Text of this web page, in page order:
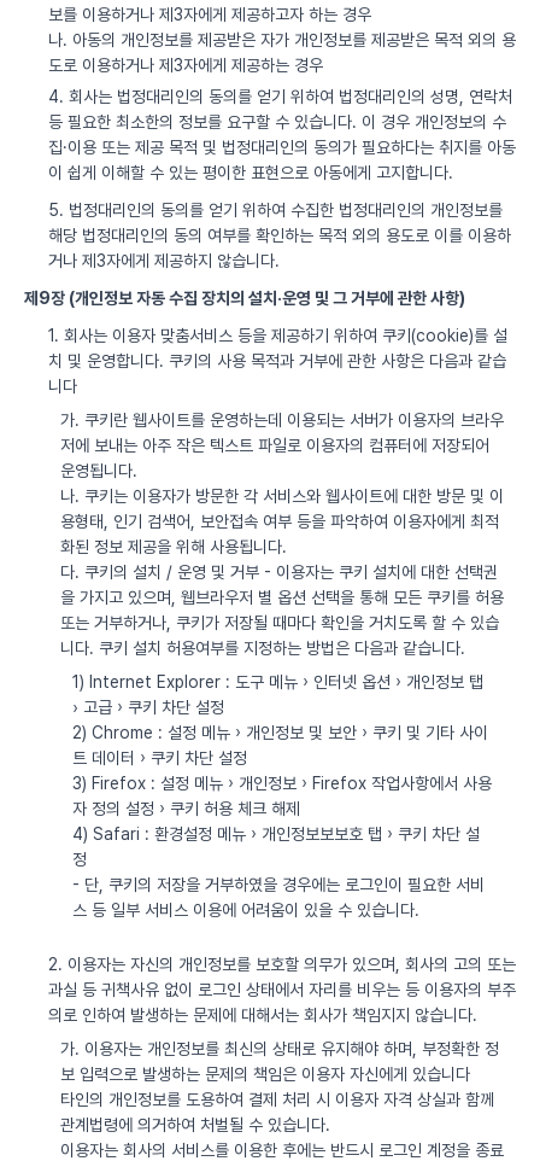
보를 이용하거나 제3자에게 제공하고자 하는 경우
나. 아동의 개인정보를 제공받은 자가 개인정보를 제공받은 목적 외의 용
도로 이용하거나 제3자에게 제공하는 경우
4. 회사는 법정대리인의 동의를 얻기 위하여 법정대리인의 성명, 연락처
등 필요한 최소한의 정보를 요구할 수 있습니다. 이 경우 개인정보의 수
집·이용 또는 제공 목적 및 법정대리인의 동의가 필요하다는 취지를 아동
이 쉽게 이해할 수 있는 평이한 표현으로 아동에게 고지합니다.
5. 법정대리인의 동의를 얻기 위하여 수집한 법정대리인의 개인정보를
해당 법정대리인의 동의 여부를 확인하는 목적 외의 용도로 이를 이용하
거나 제3자에게 제공하지 않습니다.
제9장 (개인정보 자동 수집 장치의 설치·운영 및 그 거부에 관한 사항)
1. 회사는 이용자 맞춤서비스 등을 제공하기 위하여 쿠키(cookie)를 설
치 및 운영합니다. 쿠키의 사용 목적과 거부에 관한 사항은 다음과 같습
니다
가. 쿠키란 웹사이트를 운영하는데 이용되는 서버가 이용자의 브라우
저에 보내는 아주 작은 텍스트 파일로 이용자의 컴퓨터에 저장되어
운영됩니다.
나. 쿠키는 이용자가 방문한 각 서비스와 웹사이트에 대한 방문 및 이
용형태, 인기 검색어, 보안접속 여부 등을 파악하여 이용자에게 최적
화된 정보 제공을 위해 사용됩니다.
다. 쿠키의 설치 / 운영 및 거부 - 이용자는 쿠키 설치에 대한 선택권
을 가지고 있으며, 웹브라우저 별 옵션 선택을 통해 모든 쿠키를 허용
또는 거부하거나, 쿠키가 저장될 때마다 확인을 거치도록 할 수 있습
니다. 쿠키 설치 허용여부를 지정하는 방법은 다음과 같습니다.
1) Internet Explorer : 도구 메뉴 › 인터넷 옵션 › 개인정보 탭
› 고급 › 쿠키 차단 설정
2) Chrome : 설정 메뉴 › 개인정보 및 보안 › 쿠키 및 기타 사이
트 데이터 › 쿠키 차단 설정
3) Firefox : 설정 메뉴 › 개인정보 › Firefox 작업사항에서 사용
자 정의 설정 › 쿠키 허용 체크 해제
4) Safari : 환경설정 메뉴 › 개인정보보보호 탭 › 쿠키 차단 설
정
- 단, 쿠키의 저장을 거부하였을 경우에는 로그인이 필요한 서비
스 등 일부 서비스 이용에 어려움이 있을 수 있습니다.
2. 이용자는 자신의 개인정보를 보호할 의무가 있으며, 회사의 고의 또는
과실 등 귀책사유 없이 로그인 상태에서 자리를 비우는 등 이용자의 부주
의로 인하여 발생하는 문제에 대해서는 회사가 책임지지 않습니다.
가. 이용자는 개인정보를 최신의 상태로 유지해야 하며, 부정확한 정
보 입력으로 발생하는 문제의 책임은 이용자 자신에게 있습니다
타인의 개인정보를 도용하여 결제 처리 시 이용자 자격 상실과 함께
관계법령에 의거하여 처벌될 수 있습니다.
이용자는 회사의 서비스를 이용한 후에는 반드시 로그인 계정을 종료